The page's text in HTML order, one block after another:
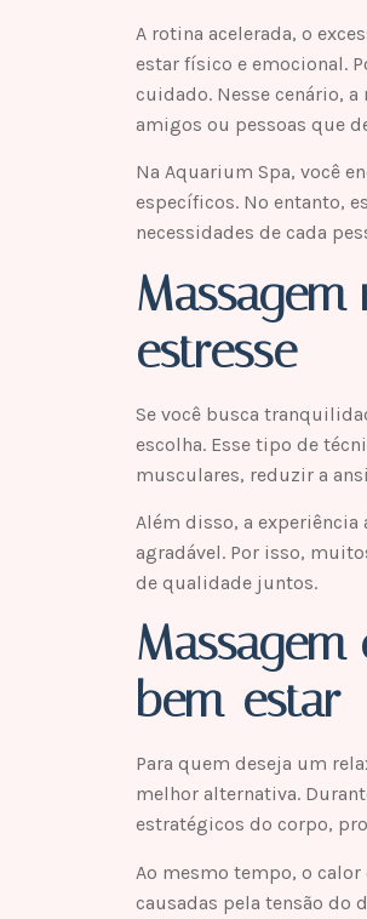
A rotina acelerada, o
estar físico e emocional.
cuidado. Nesse cenário,
amigos ou pessoas que
Na Aquarium Spa, você
específicos. No entanto,
necessidades de cada
estresse
Se você busca
escolha. Esse tipo de
musculares, reduzir a
Além disso, a
agradável. Por isso,
de qualidade juntos.
bem-estar
Para quem deseja um
melhor alternativa.
estratégicos do corpo,
Ao mesmo tempo, o
causadas pela tensão do